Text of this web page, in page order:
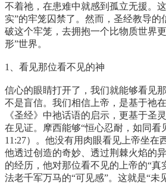
不着祂，在患难中就感到孤立无援。
实”的牢笼囚禁了。然而，圣经教导的
破这个牢笼，去拥抱一个比物质世界
形”世界。
1、看见那位看不见的神
信心的眼睛打开了，我们就能够看见
不是盲信。我们相信上帝，是基于祂
《圣经》中祂话语的启示，更基于圣
在见证。摩西能够“恒心忍耐，如同看
11:27）。他没有用肉眼看见上帝坐在
他透过创造的奇妙、透过荆棘火焰的
的经历，他对那位看不见的上帝的“真
法老千军万马的“可见感”。这就是“未